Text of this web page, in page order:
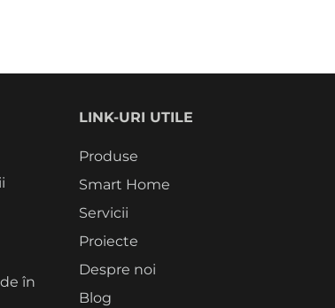
în
LINK-URI UTILE
Produse
Smart Home
Servicii
Proiecte
Despre noi
Blog